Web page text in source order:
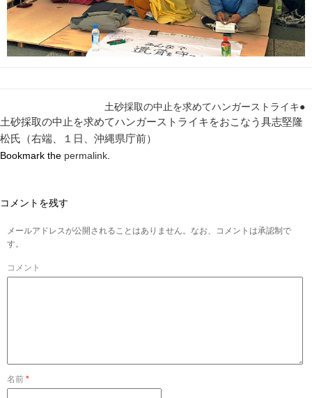
土砂採取の中止を求めてハンガーストライキ●
土砂採取の中止を求めてハンガーストライキをおこなう具志堅隆
松氏（右端、１日、沖縄県庁前）
Bookmark the permalink
コメントを残す
メールアドレスが公開されることはありません。なお、コメントは承認制で
す。
コメント
名前 *